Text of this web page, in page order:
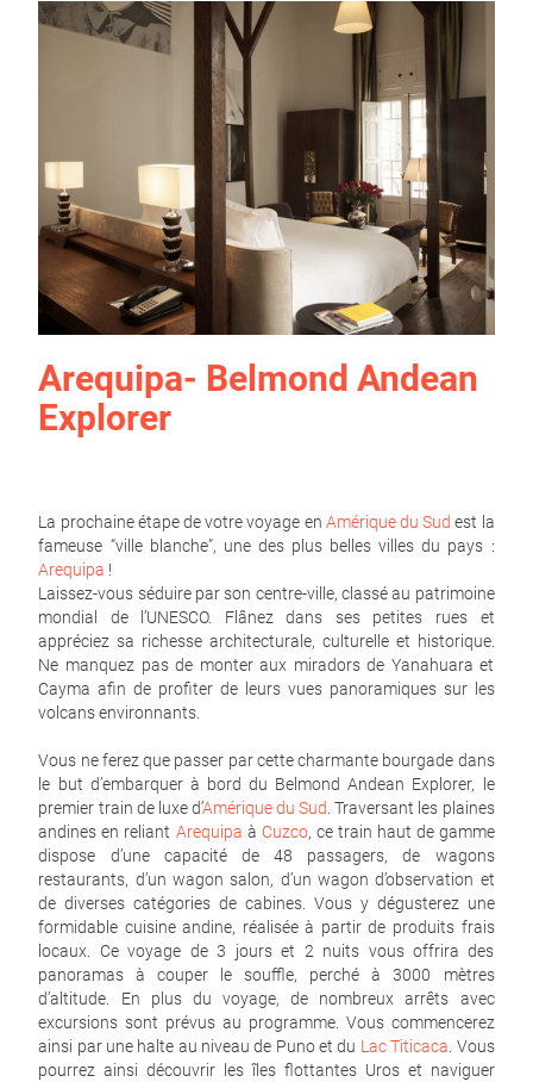
Arequipa- Belmond Andean
Explorer
La prochaine étape de votre voyage en Amérique du Sud est la
fameuse “ville blanche”, une des plus belles villes du pays :
Arequipa !
Laissez-vous séduire par son centre-ville, classé au patrimoine
mondial de l’UNESCO. Flânez dans ses petites rues et
appréciez sa richesse architecturale, culturelle et historique.
Ne manquez pas de monter aux miradors de Yanahuara et
Cayma afin de profiter de leurs vues panoramiques sur les
volcans environnants.
Vous ne ferez que passer par cette charmante bourgade dans
le but d’embarquer à bord du Belmond Andean Explorer, le
premier train de luxe d’Amérique du Sud. Traversant les plaines
andines en reliant Arequipa à Cuzco, ce train haut de gamme
dispose d’une capacité de 48 passagers, de wagons
restaurants, d’un wagon salon, d’un wagon d’observation et
de diverses catégories de cabines. Vous y dégusterez une
formidable cuisine andine, réalisée à partir de produits frais
locaux. Ce voyage de 3 jours et 2 nuits vous offrira des
panoramas à couper le souffle, perché à 3000 mètres
d’altitude. En plus du voyage, de nombreux arrêts avec
excursions sont prévus au programme. Vous commencerez
ainsi par une halte au niveau de Puno et du Lac Titicaca. Vous
pourrez ainsi découvrir les îles flottantes Uros et naviguer